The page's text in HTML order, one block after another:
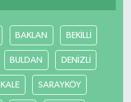
BAKLAN BEKİLLİ
BULDAN DENİZLİ
KALE SARAYKÖY